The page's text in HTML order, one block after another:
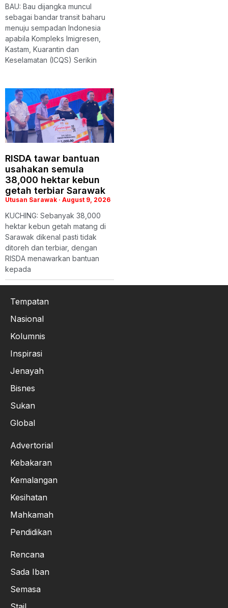
BAU: Bau dijangka muncul
sebagai bandar transit baharu
menuju sempadan Indonesia
apabila Kompleks Imigresen,
Kastam, Kuarantin dan
Keselamatan (ICQS) Serikin
RISDA tawar bantuan
usahakan semula
38,000 hektar kebun
getah terbiar Sarawak
Utusan Sarawak August 9, 2026
KUCHING: Sebanyak 38,000
hektar kebun getah matang di
Sarawak dikenal pasti tidak
ditoreh dan terbiar, dengan
RISDA menawarkan bantuan
kepada
Tempatan
Nasional
Kolumnis
Inspirasi
Jenayah
Bisnes
Sukan
Global
Advertorial
Kebakaran
Kemalangan
Kesihatan
Mahkamah
Pendidikan
Rencana
Sada Iban
Semasa